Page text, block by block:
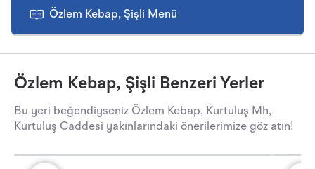
Özlem Kebap, Şişli Menü
Özlem Kebap, Şişli Benzeri Yerler
Bu yeri beğendiyseniz Özlem Kebap, Kurtuluş Mh,
Kurtuluş Caddesi yakınlarındaki önerilerimize göz atın!